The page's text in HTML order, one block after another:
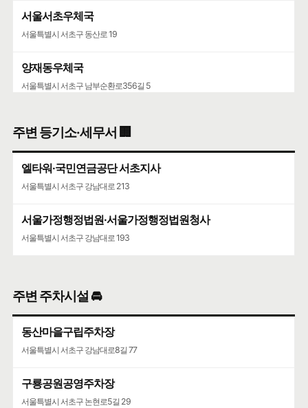
서울서초우체국
서울특별시 서초구 동산로 19
양재동우체국
서울특별시 서초구 남부순환로356길 5
서울특별시 서초구 강남대로 193
주변 등기소·세무서 🏢
엘타워·국민연금공단 서초지사
서울특별시 서초구 강남대로 213
서울가정행정법원·서울가정행정법원청사
서울특별시 서초구 강남대로 193
주변 주차시설 🚘
동산마을구립주차장
서울특별시 서초구 강남대로8길 77
구룡공원공영주차장
서울특별시 서초구 논현로5길 29